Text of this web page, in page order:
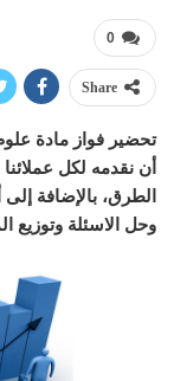
0
Share
أن نقدمه لكل
الطرق، بالإضافة
وحل الاسئلة وتوزيع